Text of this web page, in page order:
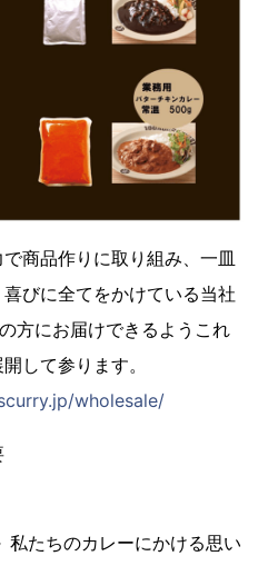
商品作りに取り組み、一皿
びに全てをかけている当社
方にお届けできるようこれ
して参ります。
wholesale/
私たちのカレーにかける思い